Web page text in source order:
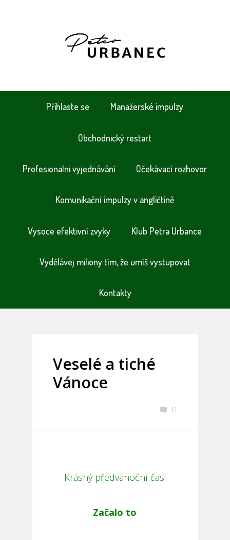
Přihlaste se Manažerské impulzy
Obchodnický restart
Profesionalni vyjednávání Očekávací rozhovor
Komunikační impulzy v angličtině
Vysoce efektivní zvyky Klub Petra Urbance
Vydělávej miliony tím, že umíš vystupovat
Kontakty
Veselé a tiché
Vánoce
11
Krásný předvánoční čas!
Začalo to